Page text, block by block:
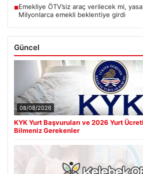
■Emekliye ÖTV’siz araç verilecek mi, yasa
Milyonlarca emekli beklentiye girdi
Güncel
08/08/2026
KYK Yurt Başvuruları ve 2026 Yurt
Bilmeniz Gerekenler